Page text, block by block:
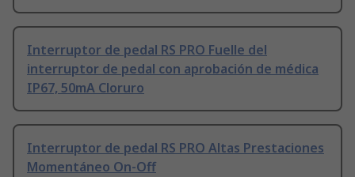
Interruptor de pedal RS PRO Fuelle del
interruptor de pedal con aprobación de médica
IP67, 50mA Cloruro
Interruptor de pedal RS PRO Altas Prestaciones
Momentáneo On-Off